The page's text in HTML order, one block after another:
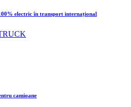
electric în transport internațional
camioane